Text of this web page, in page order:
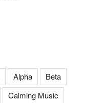
Alpha
Beta
Calming Music